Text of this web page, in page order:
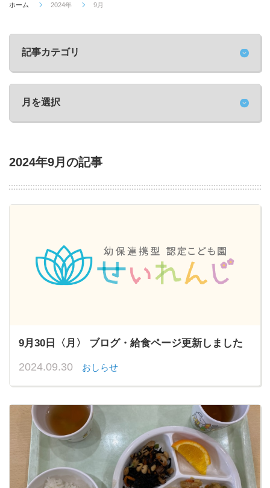
ホーム 2024年 9月
2024年9月の記事
9月30日〈月〉 ブログ・給食ページ更新しました
2024.09.30 おしらせ